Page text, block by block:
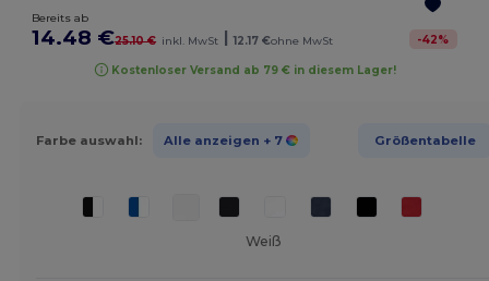
Bereits ab
14.48 €25.10 € inkl. MwSt | 12.17 €ohne MwSt -42%
Kostenloser Versand ab 79 € in diesem Lager!
Farbe auswahl: Alle anzeigen + 7 Größentabelle
Weiß